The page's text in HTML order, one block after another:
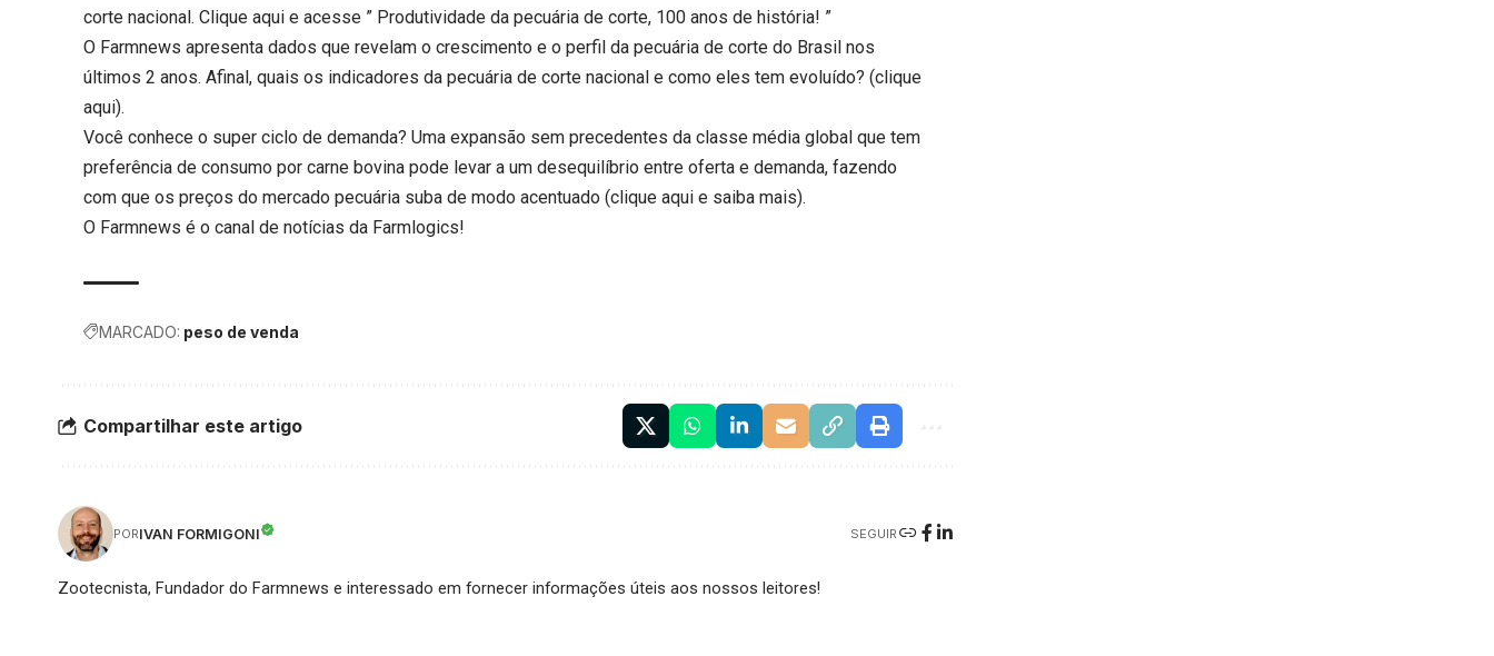
corte nacional.Clique aqui e acesse ” Produtividade da pecuária de corte, 100 anos de história! ”
O Farmnews apresenta dados que revelam o crescimento e o perfil da pecuária de corte do Brasil nos
últimos 2 anos. Afinal, quais os indicadores da pecuária de corte nacional e como eles tem evoluído? (clique
aqui).
Você conhece o super ciclo de demanda? Uma expansão sem precedentes da classe média global que tem
preferência de consumo por carne bovina pode levar a um desequilíbrio entre oferta e demanda, fazendo
com que os preços do mercado pecuária suba de modo acentuado (clique aqui e saiba mais).
O Farmnews é o canal de notícias da Farmlogics!
MARCADO: peso de venda
Compartilhar este artigo
PORIVAN FORMIGONI SEGUIR
Zootecnista, Fundador do Farmnews e interessado em fornecer informações úteis aos nossos leitores!